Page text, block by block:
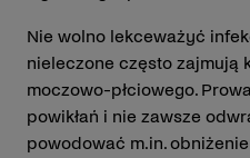
Nie wolno lekceważyć
nieleczone często zajmują
moczowo-płciowego.
powikłań i nie zawsze
powodować m.in.